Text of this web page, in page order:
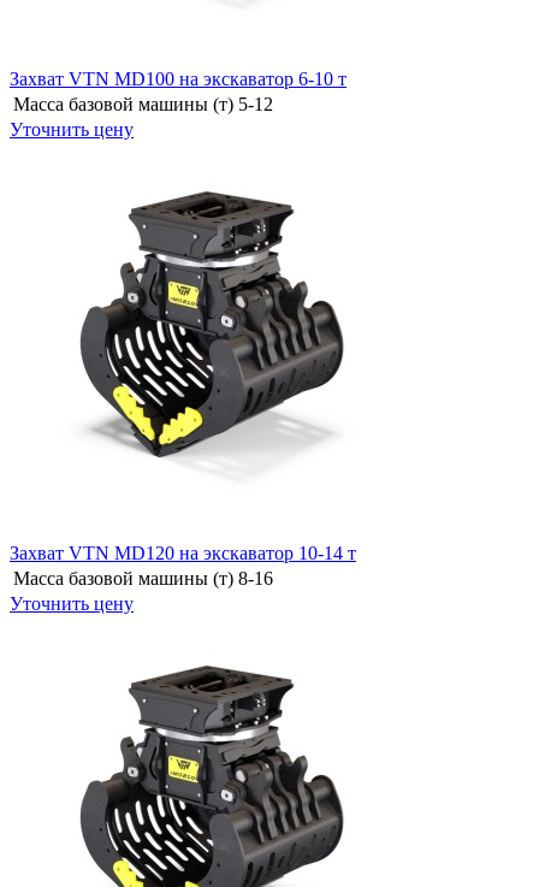
Захват VTN MD100 на экскаватор 6-10 т
Масса базовой машины (т) 5-12
Уточнить цену
Захват VTN MD120 на экскаватор 10-14 т
Масса базовой машины (т) 8-16
Уточнить цену